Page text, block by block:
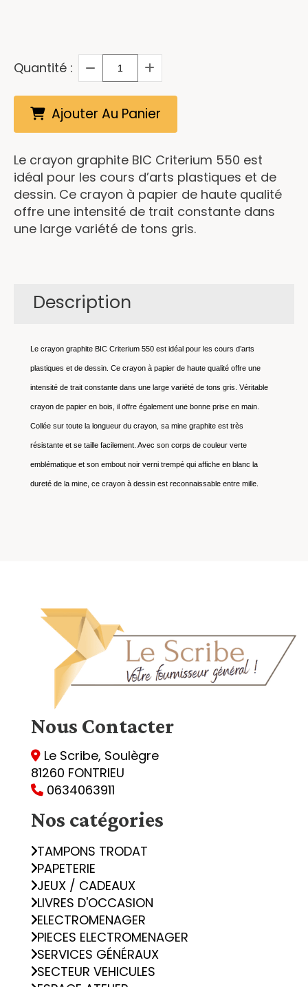
Quantité :
Ajouter Au Panier
Le crayon graphite BIC Criterium 550 est
idéal pour les cours d’arts plastiques et de
dessin. Ce crayon à papier de haute qualité
offre une intensité de trait constante dans
une large variété de tons gris.
Description
Le crayon graphite BIC Criterium 550 est idéal pour les cours d’arts
plastiques et de dessin. Ce crayon à papier de haute qualité offre une
intensité de trait constante dans une large variété de tons gris. Véritable
crayon de papier en bois, il offre également une bonne prise en main.
Collée sur toute la longueur du crayon, sa mine graphite est très
résistante et se taille facilement. Avec son corps de couleur verte
emblématique et son embout noir verni trempé qui affiche en blanc la
dureté de la mine, ce crayon à dessin est reconnaissable entre mille.
Nous Contacter
 Le Scribe, Soulègre
81260 FONTRIEU
 0634063911
Nos catégories
TAMPONS TRODAT
PAPETERIE
JEUX / CADEAUX
LIVRES D'OCCASION
ELECTROMENAGER
PIECES ELECTROMENAGER
SERVICES GÉNÉRAUX
SECTEUR VEHICULES